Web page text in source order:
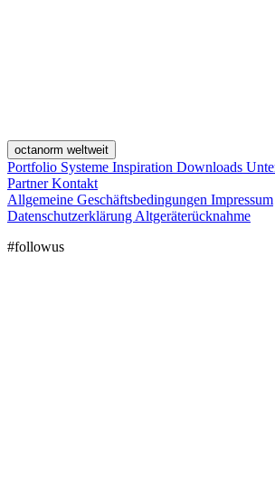
octanorm weltweit
Portfolio Systeme Inspiration Downloads
PartnerKontakt
Allgemeine Geschäftsbedingungen Impressum
Datenschutzerklärung Altgeräterücknahme
#followus